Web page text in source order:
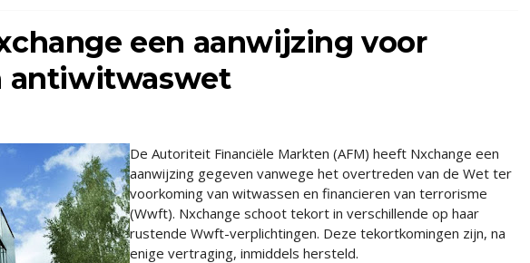
een aanwijzing voor
antiwitwaswet
De Autoriteit Financiële Markten (AFM) heeft Nxchange een
aanwijzing gegeven vanwege het overtreden van de Wet ter
voorkoming van witwassen en financieren van terrorisme
(Wwft). Nxchange schoot tekort in verschillende op haar
rustende Wwft-verplichtingen. Deze tekortkomingen zijn, na
enige vertraging, inmiddels hersteld.